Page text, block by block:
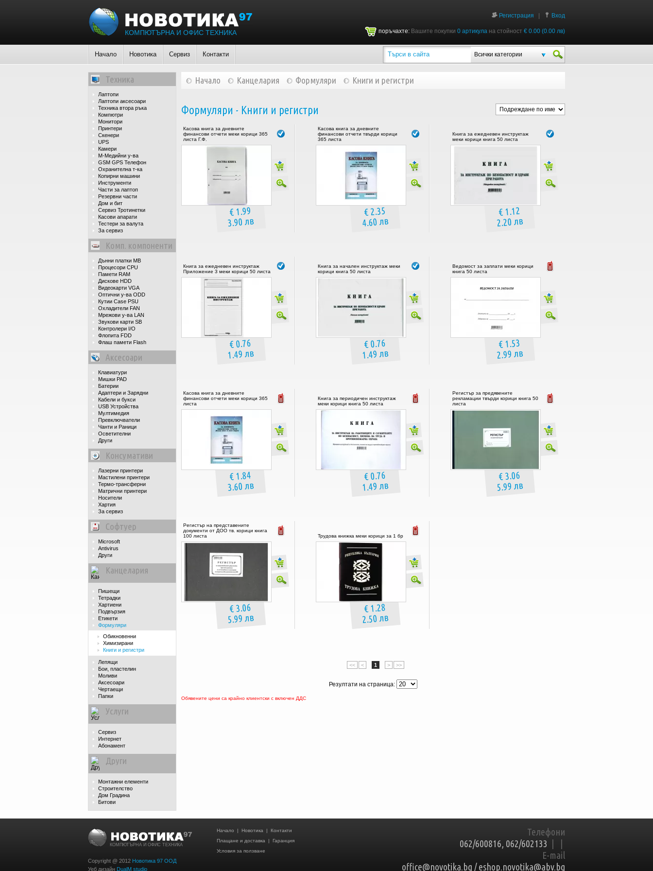
КОМПЮТЪРНА И ОФИС ТЕХНИКА
Регистрация Вход
поръчахте: Вашите покупки 0 артикула на стойност € 0.00 (0.00 лв)
Начало Новотика Сервиз Контакти Всички категории
Техника
Лаптопи
Лаптопи аксесоари
Техника втора ръка
Компютри
Монитори
Принтери
Скенери
UPS
Камери
М-Медийни у-ва
GSM GPS Телефон
Охранителна т-ка
Копирни машини
Инструменти
Части за лаптоп
Резервни части
Дом и бит
Сервиз Тротинетки
Касови апарати
Тестери за валута
За сервиз
Комп. компоненти
Дънни платки MB
Процесори CPU
Памети RAM
Дискове HDD
Видеокарти VGA
Оптични у-ва ODD
Кутии Case PSU
Охладители FAN
Мрежови у-ва LAN
Звукови карти SB
Контролери I/O
Флопита FDD
Флаш памети Flash
Аксесоари
Клавиатури
Мишки PAD
Батерии
Адаптери и Зарядни
Кабели и букси
USB Устройства
Мултимедия
Превключватели
Чанти и Раници
Осветителни
Други
Консумативи
Лазерни принтери
Мастилени принтери
Термо-трансферни
Матрични принтери
Носители
Хартия
За сервиз
Софтуер
Microsoft
Antivirus
Други
Канцелария
Пишещи
Тетрадки
Хартиени
Подвързия
Етикети
Формуляри
Обикновенни
Химизирани
Книги и регистри
Лепящи
Бои, пластелин
Моливи
Аксесоари
Чертаещи
Папки
Услуги
Сервиз
Интернет
Абонамент
Други
Монтажни елементи
Строителство
Дом Градина
Битови
Начало Канцелария Формуляри Книги и регистри
Формуляри - Книги и регистри
Касова книга за дневните
финансови отчети меки корици 365
листа Г.Ф.
€ 1.99
3.90 лв
Касова книга за дневните
финансови отчети твърди корици
365 листа
€ 2.35
4.60 лв
Книга за ежедневен инструктаж
меки корици книга 50 листа
€ 1.12
2.20 лв
Книга за ежедневен инструктаж
Приложение 3 меки корици 50 листа
€ 0.76
1.49 лв
Книга за начален инструктаж меки
корици книга 50 листа
€ 0.76
1.49 лв
Ведомост за заплати меки корици
книга 50 листа
€ 1.53
2.99 лв
Касова книга за дневните
финансови отчети меки корици 365
листа
€ 1.84
3.60 лв
Книга за периодичен инструктаж
меки корици книга 50 листа
€ 0.76
1.49 лв
Регистър за предявените
рекламации твърди корици книга 50
листа
€ 3.06
5.99 лв
Регистър на представените
документи от ДОО тв. корици книга
100 листа
€ 3.06
5.99 лв
Трудова книжка меки корици за 1 бр
€ 1.28
2.50 лв
<< < 1 > >>
Резултати на страница:
Обявените цени са крайно клиентски с включен ДДС
КОМПЮТЪРНА И ОФИС ТЕХНИКА
Copyright @ 2012 Новотика 97 ООД
Уеб дизайн DualM studio
Начало | Новотика | Контакти
Плащане и доставка | Гаранция
Условия за ползване
Телефони
062/600816, 062/602133
E-mail
office@novotika.bg / eshop.novotika@abv.bg